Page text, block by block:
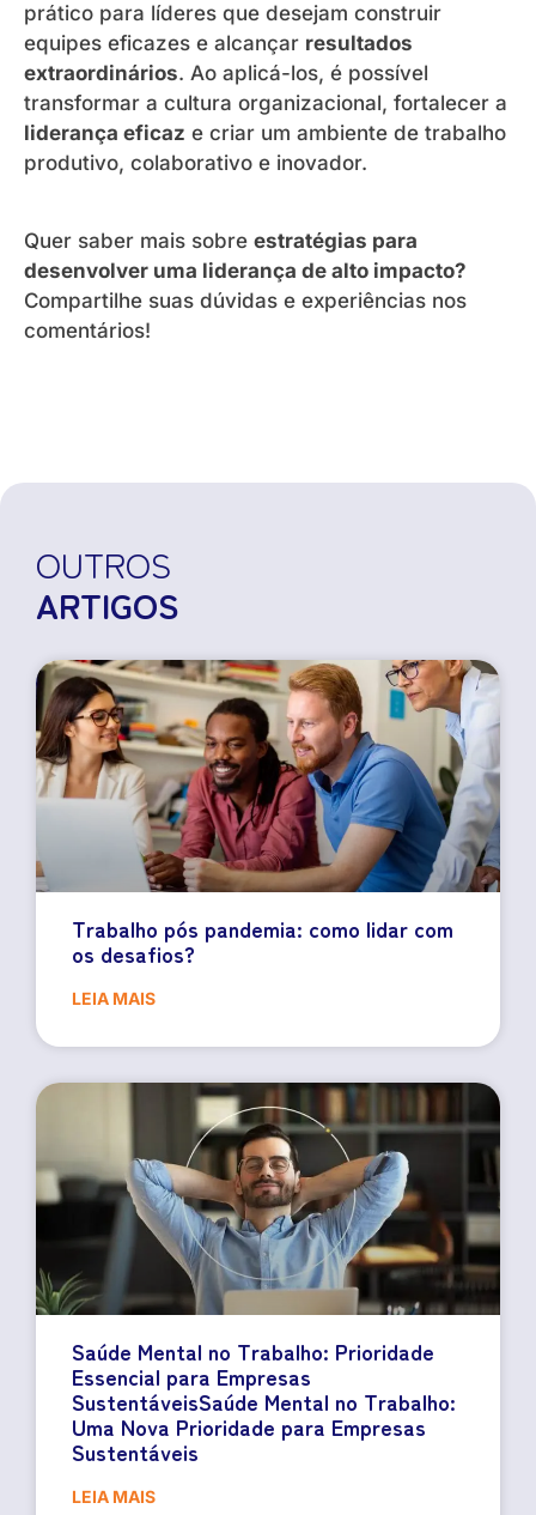
prático para líderes que desejam construir
equipes eficazes e alcançar resultados
extraordinários. Ao aplicá-los, é possível
transformar a cultura organizacional, fortalecer a
liderança eficaz e criar um ambiente de trabalho
produtivo, colaborativo e inovador.
Quer saber mais sobre estratégias para
desenvolver uma liderança de alto impacto?
Compartilhe suas dúvidas e experiências nos
comentários!
OUTROS
ARTIGOS
Trabalho pós pandemia: como lidar com
os desafios?
LEIA MAIS
Saúde Mental no Trabalho: Prioridade
Essencial para Empresas
SustentáveisSaúde Mental no Trabalho:
Uma Nova Prioridade para Empresas
Sustentáveis
LEIA MAIS